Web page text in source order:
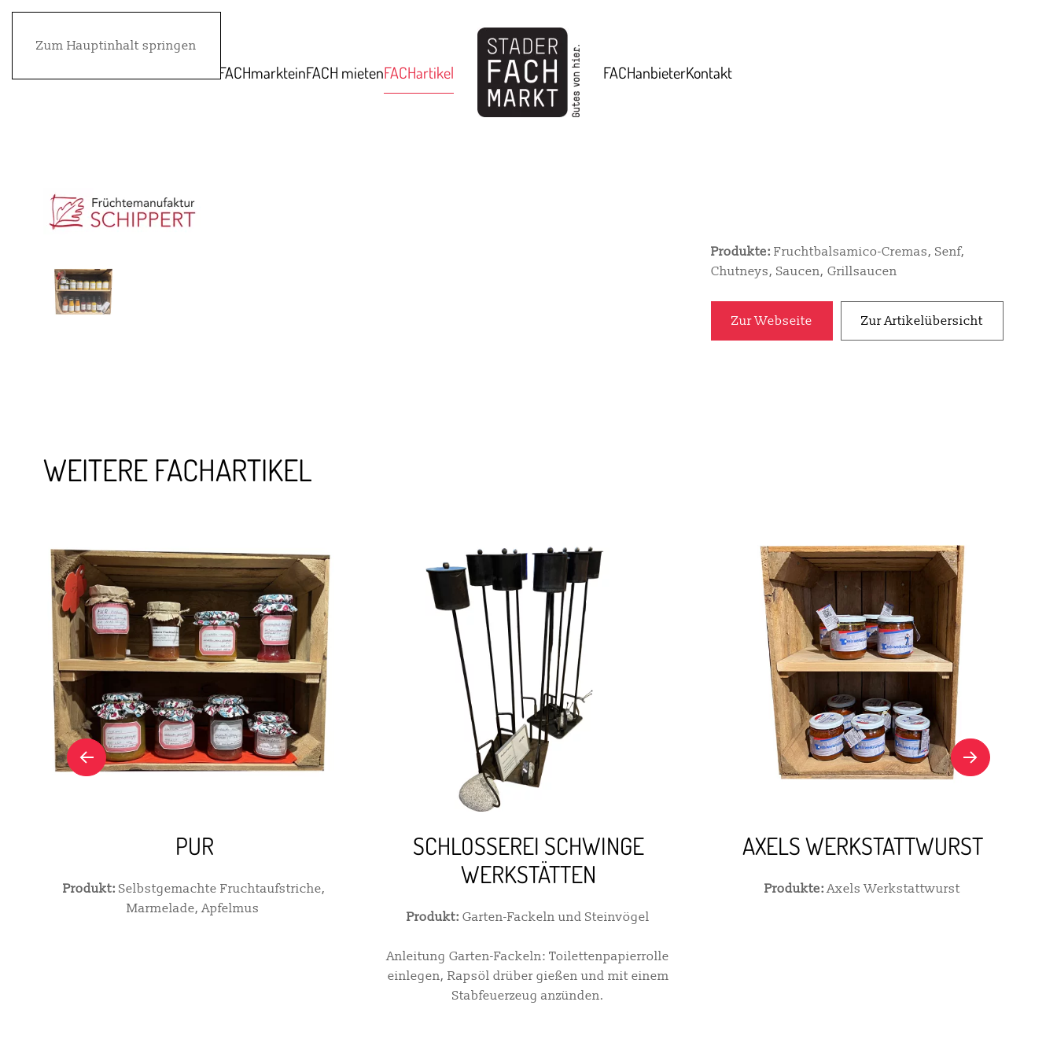
Zum Hauptinhalt springen
FACHmarkteinFACH mietenFACHartikel FACHanbieterKontakt
Produkte:Fruchtbalsamico-Cremas, Senf,
Chutneys, Saucen, Grillsaucen
Zur Webseite Zur Artikelübersicht
WEITERE FACHARTIKEL
PUR
Produkt:Selbstgemachte Fruchtaufstriche,
Marmelade, Apfelmus
SCHLOSSEREI SCHWINGE
WERKSTÄTTEN
Produkt:Garten-Fackeln und Steinvögel
Anleitung Garten-Fackeln: Toilettenpapierrolle
einlegen, Rapsöl drüber gießen und mit einem
Stabfeuerzeug anzünden.
AXELS WERKSTATTWURST
Produkte:Axels Werkstattwurst